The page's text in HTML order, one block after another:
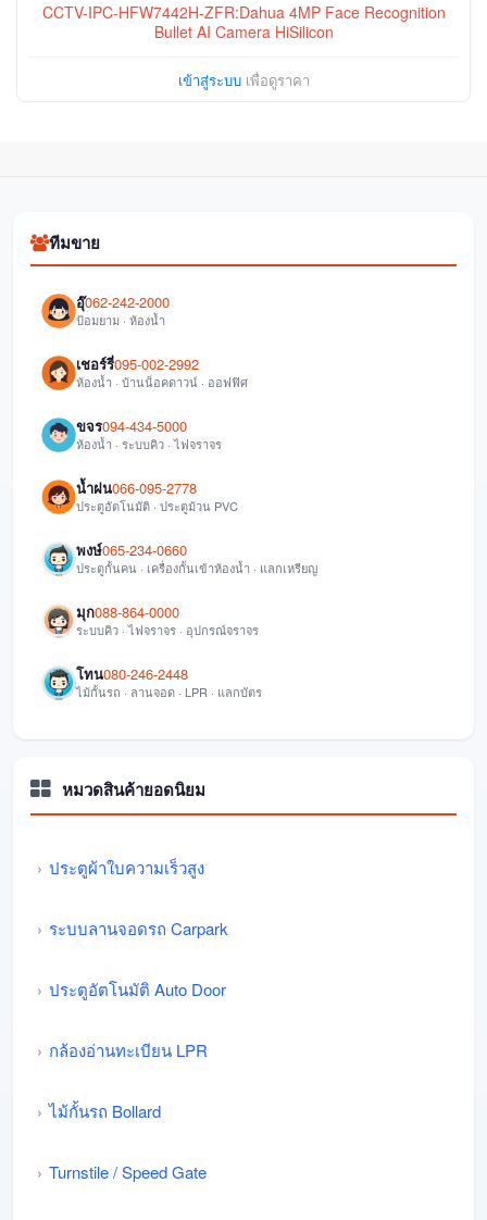
CCTV-IPC-HFW7442H-ZFR:Dahua 4MP Face Recognition
Bullet AI Camera HiSilicon
เข้าสู่ระบบเพื่อดูราคา
ทีมขาย
อุ๊062-242-2000
ป้อมยาม · ห้องน้ำ
เชอร์รี่095-002-2992
ห้องน้ำ · บ้านน็อคดาวน์ · ออฟฟิศ
ขจร094-434-5000
ห้องน้ำ · ระบบคิว · ไฟจราจร
น้ำฝน066-095-2778
ประตูอัตโนมัติ · ประตูม้วน PVC
พงษ์065-234-0660
ประตูกั้นคน · เครื่องกั้นเข้าห้องน้ำ · แลกเหรียญ
มุก088-864-0000
ระบบคิว · ไฟจราจร · อุปกรณ์จราจร
โทน080-246-2448
ไม้กั้นรถ · ลานจอด · LPR · แลกบัตร
หมวดสินค้ายอดนิยม
ประตูผ้าใบความเร็วสูง
ระบบลานจอดรถ Carpark
ประตูอัตโนมัติ Auto Door
กล้องอ่านทะเบียน LPR
ไม้กั้นรถ Bollard
Turnstile / Speed Gate